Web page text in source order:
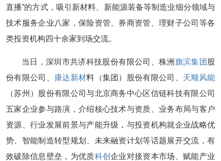
直播”的方式，吸引新材料、新能源装备等制造业细分领域与
技术服务企业八家，保险资管、券商资管、理财子公司等各
类投资机构四十余家到场交流。
当日，深圳市共济科技股份有限公司、株洲 旗滨集团 股
份有限公司、
康达新材料（集团）股份有限公司、 天顺风能
（苏州）股份有限公司与北京商务中心区信链科技有限公司
五家企业参与路演，介绍核心技术与资质、业务布局与客户
资源、行业发展前景与产能升级，与投资机构就企业战略优
势、智能制造转型规划、未来融资计划等话题展开交流，有
效破除信息壁垒，为优质科创企业对接资本市场、赋能产业